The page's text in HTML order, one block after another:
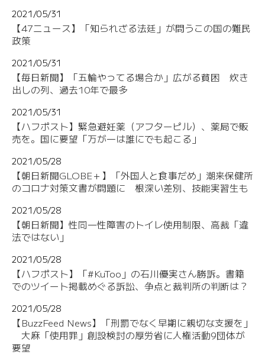
2021/05/31
【47ニュース】「知られざる法廷」が問うこの国の難民
政策
2021/05/31
【毎日新聞】「五輪やってる場合か」広がる貧困 炊き
出しの列、過去10年で最多
2021/05/31
【ハフポスト】緊急避妊薬（アフターピル）、薬局で販
売を。国に要望「万が一は誰にでも起こる」
2021/05/28
【朝日新聞GLOBE＋】「外国人と食事だめ」潮来保健所
のコロナ対策文書が問題に 根深い差別、技能実習生も
2021/05/28
【朝日新聞】性同一性障害のトイレ使用制限、高裁「違
法ではない」
2021/05/28
【ハフポスト】「#KuToo」の石川優実さん勝訴。書籍
でのツイート掲載めぐる訴訟、争点と裁判所の判断は？
2021/05/28
【BuzzFeed News】「刑罰でなく早期に親切な支援を」
大麻「使用罪」創設検討の厚労省に人権活動9団体が
要望